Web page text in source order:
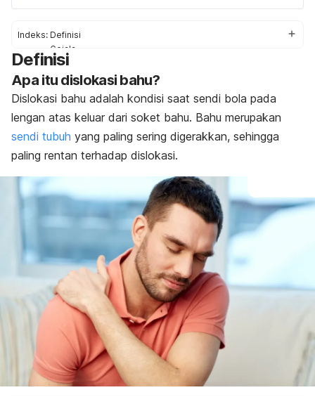
Indeks: Definisi
Gejala
Penyebab
Faktor risiko
Pengobatan di rumah
Definisi
Apa itu dislokasi bahu?
Dislokasi bahu adalah kondisi saat sendi bola pada
lengan atas keluar dari soket bahu. Bahu merupakan
sendi tubuh yang paling sering digerakkan, sehingga
paling rentan terhadap dislokasi.